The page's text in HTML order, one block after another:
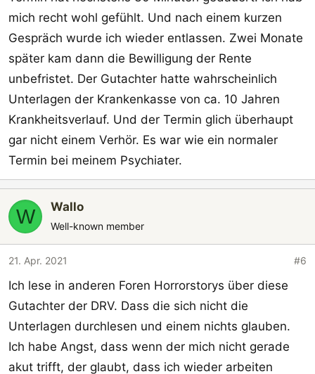
mich recht wohl gefühlt. Und nach einem kurzen
Gespräch wurde ich wieder entlassen. Zwei Monate
später kam dann die Bewilligung der Rente
unbefristet. Der Gutachter hatte wahrscheinlich
Unterlagen der Krankenkasse von ca. 10 Jahren
Krankheitsverlauf. Und der Termin glich überhaupt
gar nicht einem Verhör. Es war wie ein normaler
Termin bei meinem Psychiater.
W Wallo
Well-known member
21. Apr. 2021 #6
Ich lese in anderen Foren Horrorstorys über diese
Gutachter der DRV. Dass die sich nicht die
Unterlagen durchlesen und einem nichts glauben.
Ich habe Angst, dass wenn der mich nicht gerade
akut trifft, der glaubt, dass ich wieder arbeiten